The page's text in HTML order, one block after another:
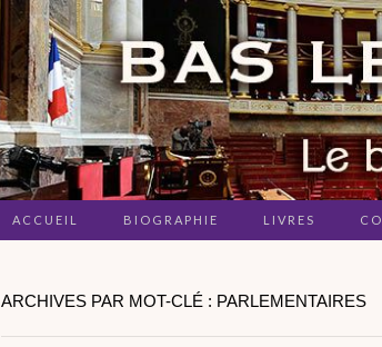
ACCUEIL BIOGRAPHIE LIVRES
ARCHIVES PAR MOT-CLÉ : PARLEMENTAIRES